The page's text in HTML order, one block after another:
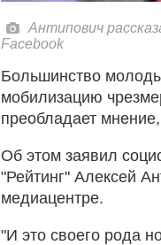
Антипович
Facebook
Большинство
мобилизацию
преобладает
Об этом заявил
"Рейтинг" Алексей
медиацентре.
"И это своего рода